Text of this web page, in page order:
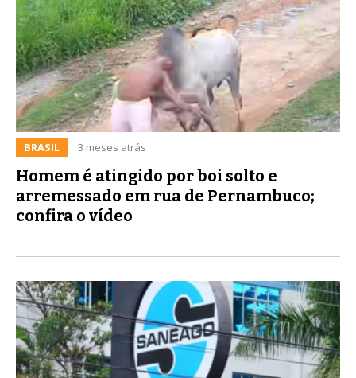
BRASIL 3 meses atrás
Homem é atingido por boi solto e
arremessado em rua de Pernambuco;
confira o vídeo